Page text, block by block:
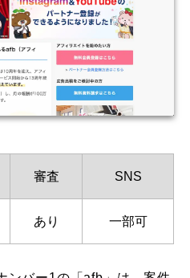
審査 SNS
あり 一部可